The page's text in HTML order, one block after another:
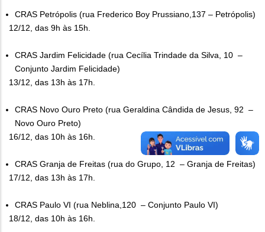
CRAS Petrópolis (rua Frederico Boy Prussiano,137 – Petrópolis)
12/12, das 9h às 15h.
CRAS Jardim Felicidade (rua Cecília Trindade da Silva, 10 –
Conjunto Jardim Felicidade)
13/12, das 13h às 17h.
CRAS Novo Ouro Preto (rua Geraldina Cândida de Jesus, 92 –
Novo Ouro Preto)
16/12, das 10h às 16h.
CRAS Granja de Freitas (rua do Grupo, 12 – Granja de Freitas)
17/12, das 13h às 17h.
CRAS Paulo VI (rua Neblina,120 – Conjunto Paulo VI)
18/12, das 10h às 16h.